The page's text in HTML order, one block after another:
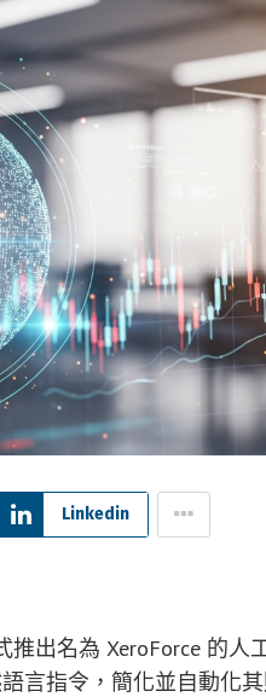
Linkedin
出名為 XeroForce 的人
言指令，簡化並自動化